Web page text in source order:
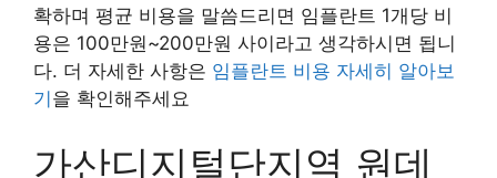
확하며 평균 비용을 말씀드리면 임플란트 1개당 비
용은 100만원~200만원 사이라고 생각하시면 됩니
다. 더 자세한 사항은 임플란트 비용 자세히 알아보
기을 확인해주세요
가산디지털단지역 원데